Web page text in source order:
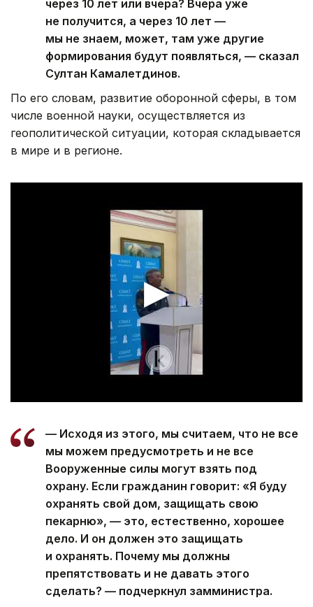
через 10 лет или вчера? Вчера уже
не получится, а через 10 лет —
мы не знаем, может, там уже другие
формирования будут появляться, — сказал
Султан Камалетдинов.
По его словам, развитие оборонной сферы, в том
числе военной науки, осуществляется из
геополитической ситуации, которая складывается
в мире и в регионе.
— Исходя из этого, мы считаем, что не все
мы можем предусмотреть и не все
Вооруженные силы могут взять под
охрану. Если гражданин говорит: «Я буду
охранять свой дом, защищать свою
пекарню», — это, естественно, хорошее
дело. И он должен это защищать
и охранять. Почему мы должны
препятствовать и не давать этого
сделать? — подчеркнул замминистра.